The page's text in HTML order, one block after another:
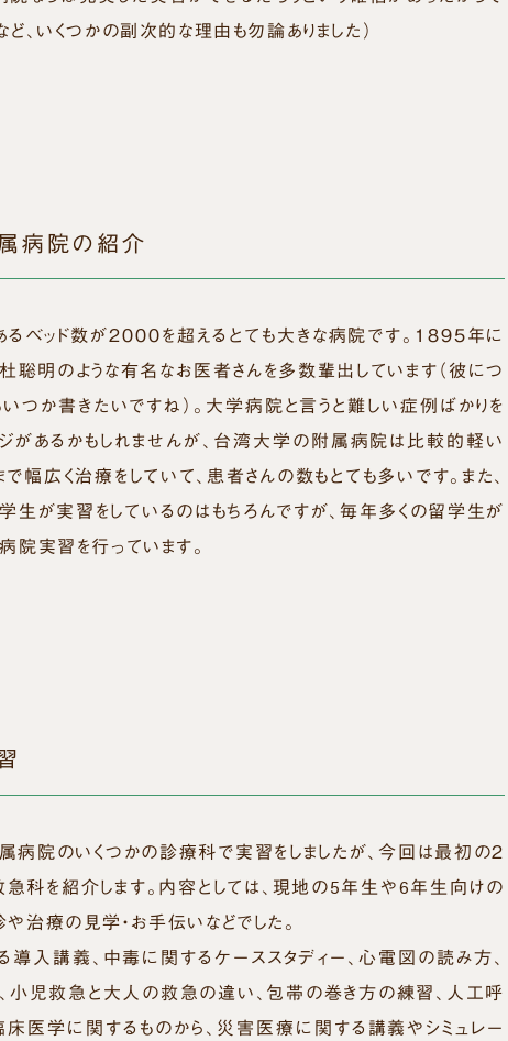
ど、いくつかの副次的な理由も勿論ありました）
病院の紹介
ッド数が２０００を超えるとても大きな病院です。１８９５年に
聡明のような有名なお医者さんを多数輩出しています（彼につ
つか書きたいですね）。大学病院と言うと難しい症例ばかりを
があるかもしれませんが、台湾大学の附属病院は比較的軽い
幅広く治療をしていて、患者さんの数もとても多いです。また、
が実習をしているのはもちろんですが、毎年多くの留学生が
院実習を行っています。
院のいくつかの診療科で実習をしましたが、今回は最初の２
科を紹介します。内容としては、現地の5年生や6年生向けの
治療の見学・お手伝いなどでした。
入講義、中毒に関するケーススタディー、心電図の読み方、
小児救急と大人の救急の違い、包帯の巻き方の練習、人工呼
医学に関するものから、災害医療に関する講義やシミュレー